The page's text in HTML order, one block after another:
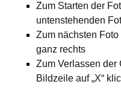
Zum Starten der
untenstehenden
Zum nächsten
ganz rechts
Zum Verlassen der
Bildzeile auf „X“